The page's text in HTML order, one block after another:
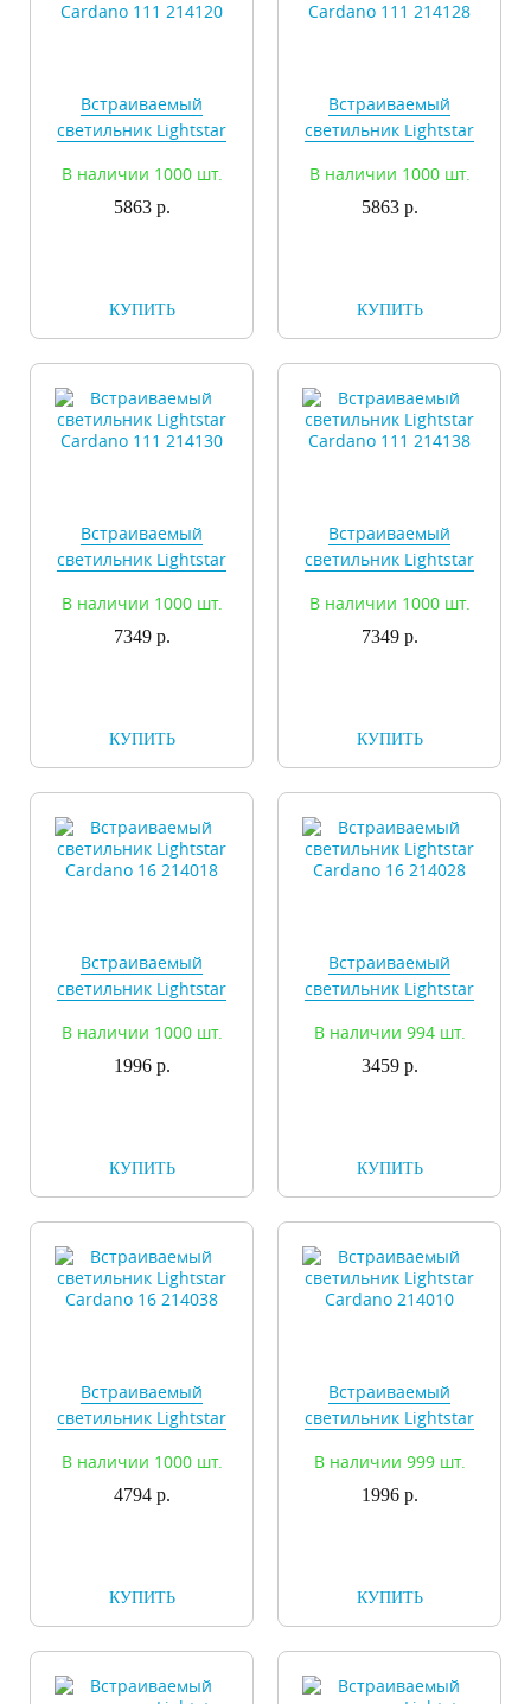
Встраиваемый
светильник Lightstar
В наличии 1000 шт.
5863 р.
КУПИТЬ
Встраиваемый
светильник Lightstar
В наличии 1000 шт.
5863 р.
КУПИТЬ
Встраиваемый
светильник Lightstar
В наличии 1000 шт.
7349 р.
КУПИТЬ
Встраиваемый
светильник Lightstar
В наличии 1000 шт.
7349 р.
КУПИТЬ
Встраиваемый
светильник Lightstar
В наличии 1000 шт.
1996 р.
КУПИТЬ
Встраиваемый
светильник Lightstar
В наличии 994 шт.
3459 р.
КУПИТЬ
Встраиваемый
светильник Lightstar
В наличии 1000 шт.
4794 р.
КУПИТЬ
Встраиваемый
светильник Lightstar
В наличии 999 шт.
1996 р.
КУПИТЬ